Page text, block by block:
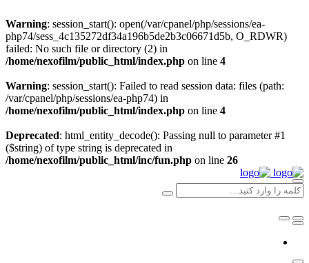
Warning: session_start(): open(/var/cpanel/php/sessions/ea-
php74/sess_4c135272df34a196b5de2b3c06671d5b, O_RDWR)
failed: No such file or directory (2) in
/home/nexofilm/public_html/index.php on line 4
Warning: session_start(): Failed to read session data: files (path:
/var/cpanel/php/sessions/ea-php74) in
/home/nexofilm/public_html/index.php on line 4
Deprecated: html_entity_decode(): Passing null to parameter #1
($string) of type string is deprecated in
/home/nexofilm/public_html/inc/fun.php on line 26